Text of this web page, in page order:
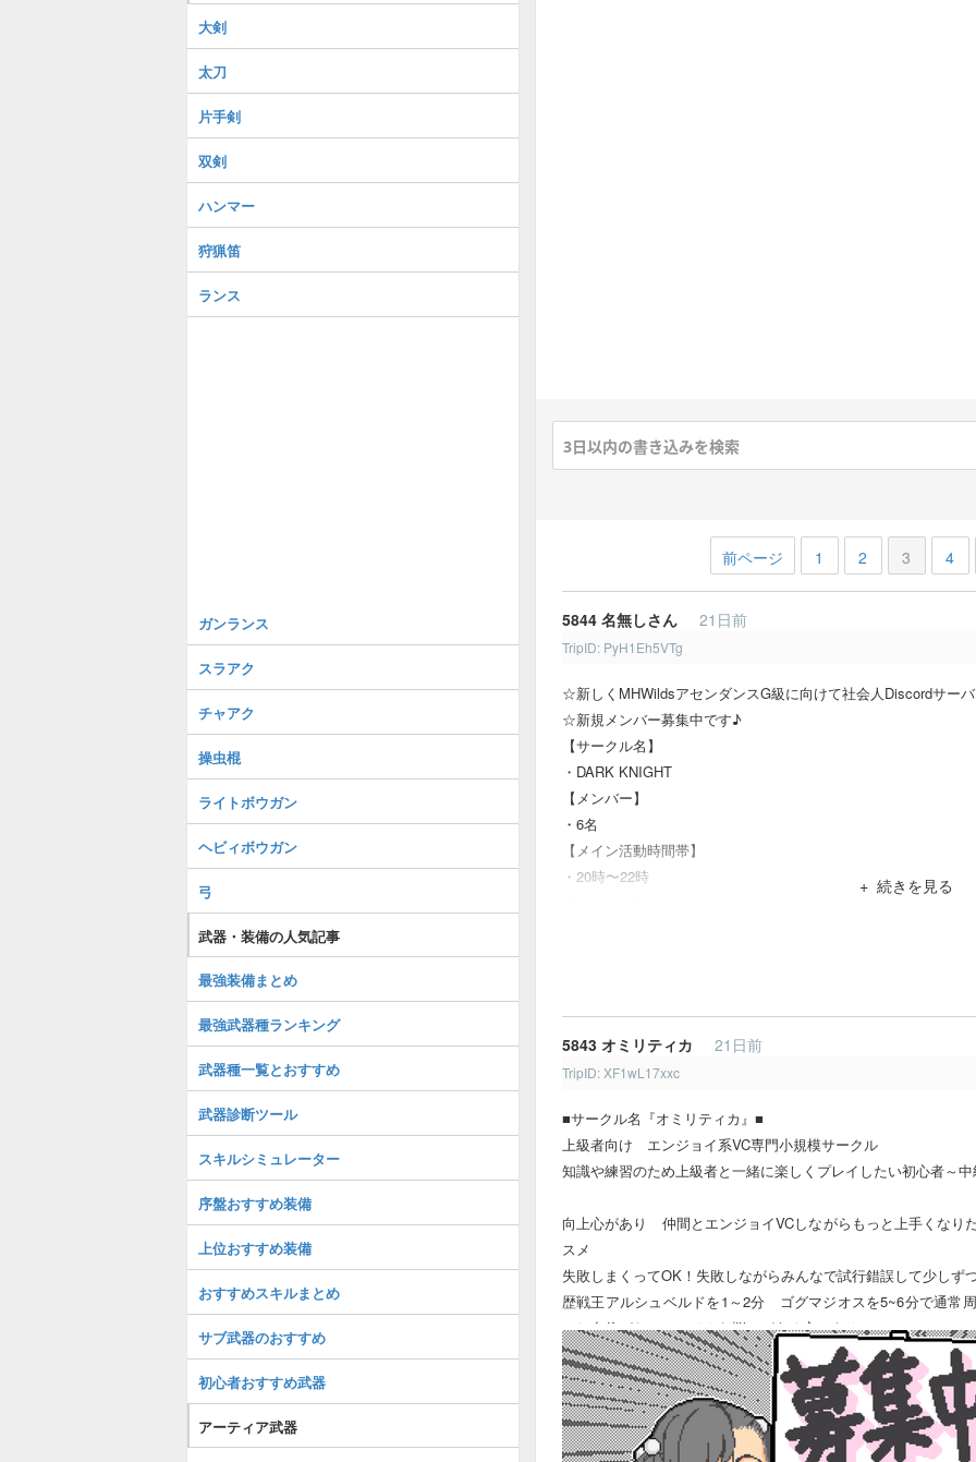
前ページ 1 2 3 4
5844 名無しさん 21日前
TripID: PyH1Eh5VTg
☆新しくMHWildsアセンダンスG級に向けて社会人Discordサー
☆新規メンバー募集中です♪
【サークル名】
・DARK KNIGHT
【メンバー】
・6名
【メイン活動時間帯】
・20時〜22時
・メインサークルで活動していただける方
【サークル方針】
・楽しくモンハン
・ゲーム雑談など
・アップデート攻略
・暴言誹謗中傷,マウント
・プライベート詮索
【参加希望の方】
☆Discordフレンド申請承認後に簡単な自己紹介メッセージをお
☆Discordフレンドコード
yu_joker23
続きを見る
5843 オミリティカ 21日前
TripID: XF1wL17xxc
■サークル名『オミリティカ』■
上級者向け エンジョイ系VC専門小規模サークル
知識や練習のため上級者と一緒に楽しくプレイしたい初心者～
向上心があり 仲間とエンジョイVCしながらもっと上手くなり
スメ
失敗しまくってOK！失敗しながらみんなで試行錯誤して少しず
歴戦王アルシュベルドを1～2分 ゴグマジオスを5~6分で通常
いし自信がない…とそんな悩みがある方にもオススメ
各種TAやってます
活動時間 20～24時
■募集条件■
モンハンワイルズが大好きで アクティブ率が高い方
大剣
太刀
片手剣
双剣
ハンマー
狩猟笛
ランス
ガンランス
スラアク
チャアク
操虫棍
ライトボウガン
ヘビィボウガン
弓
武器・装備の人気記事
最強装備まとめ
最強武器種ランキング
武器種一覧とおすすめ
武器診断ツール
スキルシミュレーター
序盤おすすめ装備
上位おすすめ装備
おすすめスキルまとめ
サブ武器のおすすめ
初心者おすすめ武器
アーティア武器